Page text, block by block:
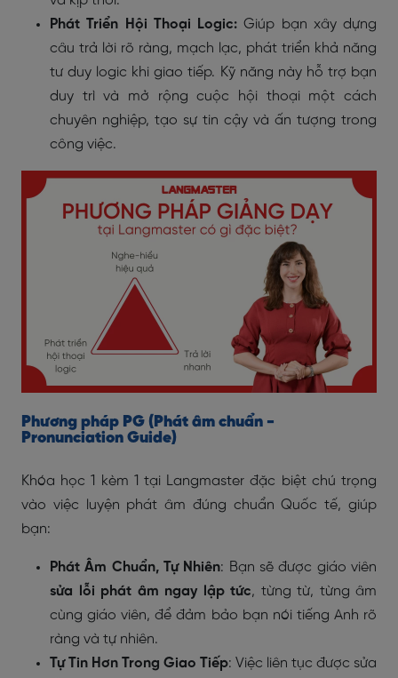
Phát Triển Hội Thoại Logic: Giúp bạn xây dựng
câu trả lời rõ ràng, mạch lạc, phát triển khả năng
tư duy logic khi giao tiếp. Kỹ năng này hỗ trợ bạn
duy trì và mở rộng cuộc hội thoại một cách
chuyên nghiệp, tạo sự tin cậy và ấn tượng trong
công việc.
Phương pháp PG (Phát âm chuẩn -
Pronunciation Guide)
Khóa học 1 kèm 1 tại Langmaster đặc biệt chú trọng
vào việc luyện phát âm đúng chuẩn Quốc tế, giúp
bạn:
Phát Âm Chuẩn, Tự Nhiên: Bạn sẽ được giáo viên
sửa lỗi phát âm ngay lập tức, từng từ, từng âm
cùng giáo viên, để đảm bảo bạn nói tiếng Anh rõ
ràng và tự nhiên.
Tự Tin Hơn Trong Giao Tiếp: Việc liên tục được sửa